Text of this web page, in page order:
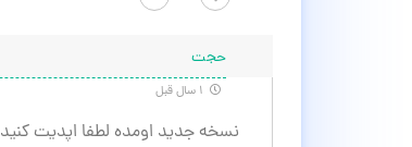
حجت
نسخه جدید اومده لطفا اپدیت کنید